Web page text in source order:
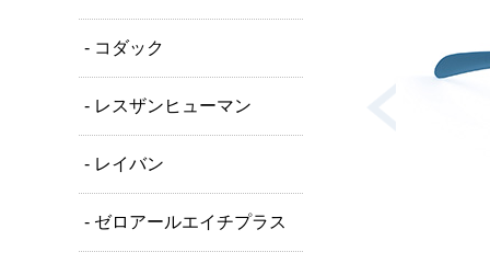
- コダック
- レスザンヒューマン
- レイバン
- ゼロアールエイチプラス